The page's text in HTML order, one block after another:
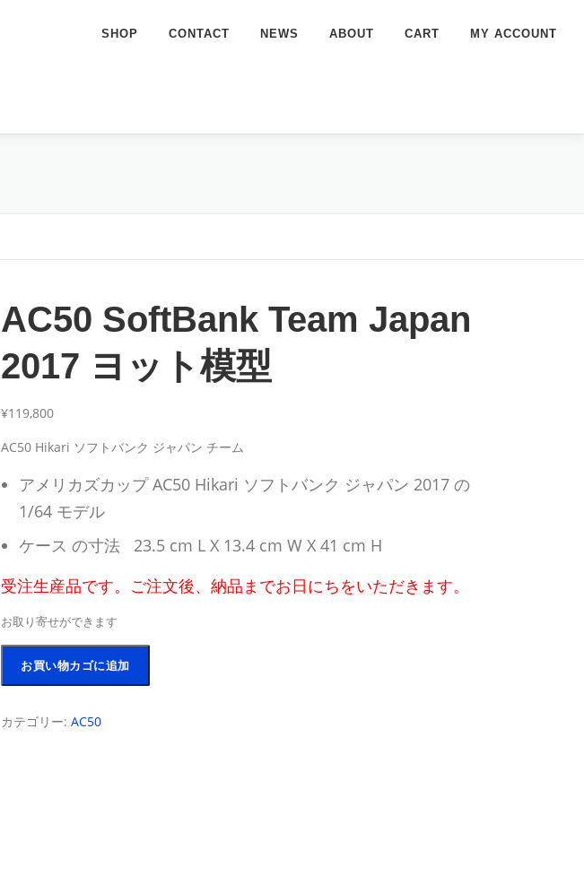
SHOP CONTACT NEWS ABOUT CART MY ACCOUNT
AC50 SoftBank Team Japan
2017 ヨット模型
¥119,800
AC50 Hikari ソフトバンク ジャパン チーム
アメリカズカップ AC50 Hikari ソフトバンク ジャパン 2017 の
1/64 モデル
ケース の寸法 23.5 cm L X 13.4 cm W X 41 cm H
受注生産品です。ご注文後、納品までお日にちをいただきます。
お取り寄せができます
SoftBank
Japan
お買い物カゴに追加
カテゴリー:AC50